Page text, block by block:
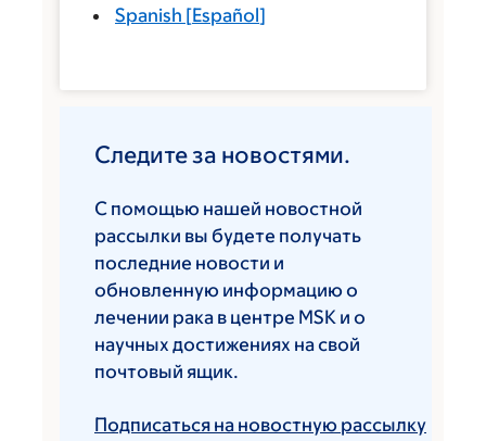
Spanish [Español]
Следите за новостями.
С помощью нашей новостной
рассылки вы будете получать
последние новости и
обновленную информацию о
лечении рака в центре MSK и о
научных достижениях на свой
почтовый ящик.
Подписаться на новостную рассылку